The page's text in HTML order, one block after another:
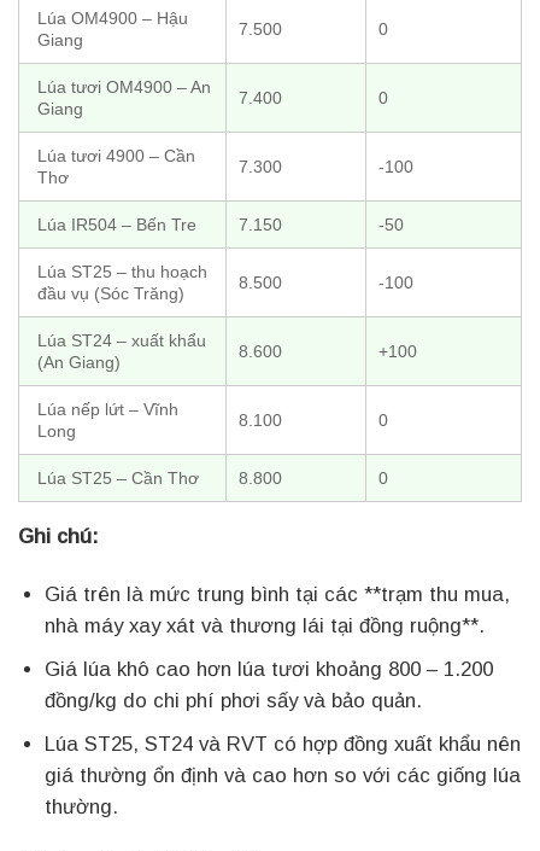
Lúa OM4900 – Hậu
Giang
7.500 0
Lúa tươi OM4900 – An
Giang
7.400 0
Lúa tươi 4900 – Cần
Thơ
7.300 -100
Lúa IR504 – Bến Tre 7.150 -50
Lúa ST25 – thu hoạch
đầu vụ (Sóc Trăng)
8.500 -100
Lúa ST24 – xuất khẩu
(An Giang)
8.600 +100
Lúa nếp lứt – Vĩnh
Long
8.100 0
Lúa ST25 – Cần Thơ 8.800 0
Ghi chú:
Giá trên là mức trung bình tại các **trạm thu mua,
nhà máy xay xát và thương lái tại đồng ruộng**.
Giá lúa khô cao hơn lúa tươi khoảng 800 – 1.200
đồng/kg do chi phí phơi sấy và bảo quản.
Lúa ST25, ST24 và RVT có hợp đồng xuất khẩu nên
giá thường ổn định và cao hơn so với các giống lúa
thường.